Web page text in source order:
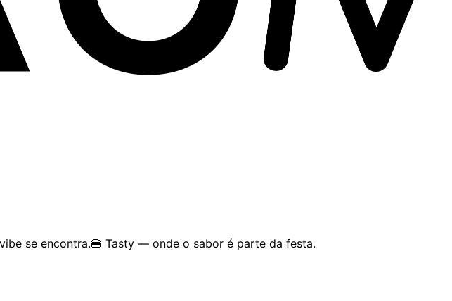
se encontra.🍔 Tasty — onde o sabor é parte da festa.